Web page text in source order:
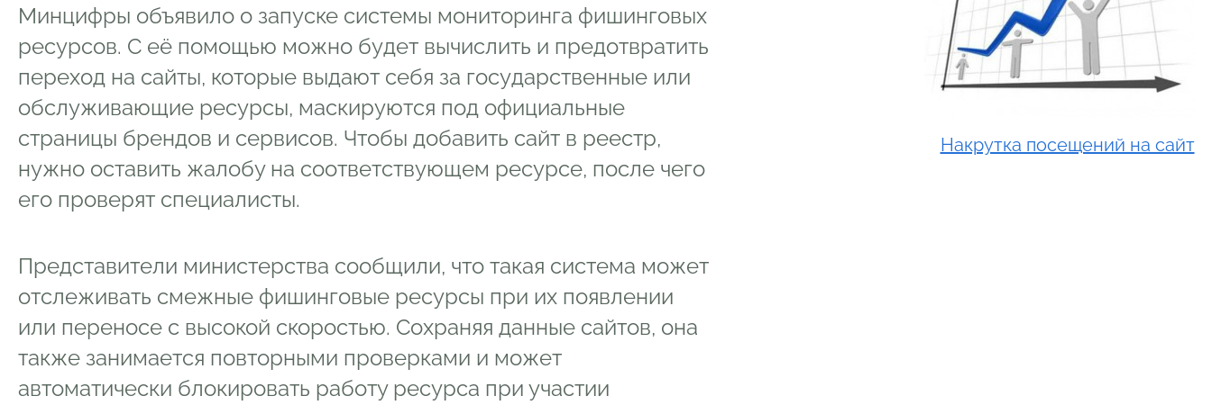
Минцифры объявило о запуске системы мониторинга фишинговых
ресурсов. С её помощью можно будет вычислить и предотвратить
переход на сайты, которые выдают себя за государственные или
обслуживающие ресурсы, маскируются под официальные
страницы брендов и сервисов. Чтобы добавить сайт в реестр,
нужно оставить жалобу на соответствующем ресурсе, после чего
его проверят специалисты.
Представители министерства сообщили, что такая система может
отслеживать смежные фишинговые ресурсы при их появлении
или переносе с высокой скоростью. Сохраняя данные сайтов, она
также занимается повторными проверками и может
автоматически блокировать работу ресурса при участии
Накрутка посещений на сайт